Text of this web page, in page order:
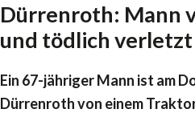
Dürrenroth: Mann
und tödlich verletzt
Ein 67-jähriger Mann ist am
Dürrenroth von einem